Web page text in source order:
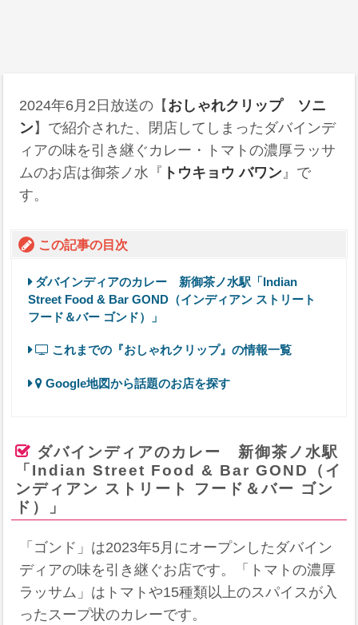
2024年6月2日 放送の【 おしゃれクリップ ソニ
ン】で紹介された、閉店してしまったダバインデ
ィアの味を引き継ぐカレー・トマトの濃厚ラッサ
ムのお店は御茶ノ水『 トウキョウ バワン』で
す。
この記事の目次
ダバインディアのカレー 新御茶ノ水駅「Indian
Street Food & Bar GOND（インディアン ストリート
フード＆バー ゴンド）」
これまでの『おしゃれクリップ』の情報一覧
Google地図から話題のお店を探す
ダバインディアのカレー 新御茶ノ水駅
「Indian Street Food & Bar GOND（イ
ンディアン ストリート フード＆バー ゴン
ド）」
「ゴンド」は2023年5月にオープンしたダバイン
ディアの味を引き継ぐお店です。「トマトの濃厚
ラッサム」はトマトや15種類以上のスパイスが入
ったスープ状のカレーです。